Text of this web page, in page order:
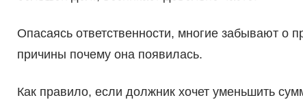
Опасаясь ответственности, многие забывают о
причины почему она появилась.
Как правило, если должник хочет уменьшить